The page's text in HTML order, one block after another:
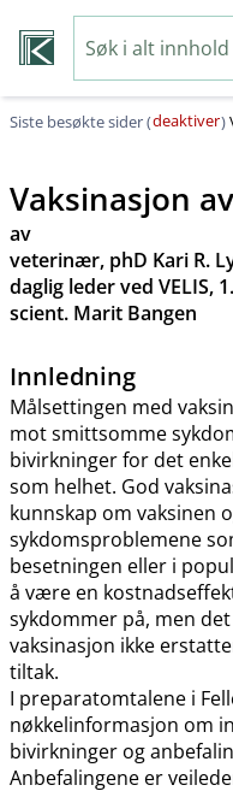
Siste besøkte sider (deaktiver)
Vaksinasjon
av
veterinær, phD Kari R.
daglig leder ved VELIS,
scient. Marit Bangen
Innledning
Målsettingen med
mot smittsomme
bivirkninger for det
som helhet. God
kunnskap om vaksinen
sykdomsproblemene
besetningen eller i
å være en
sykdommer på, men
vaksinasjon ikke
tiltak.
I preparatomtalene i
nøkkelinformasjon om
bivirkninger og
Anbefalingene er